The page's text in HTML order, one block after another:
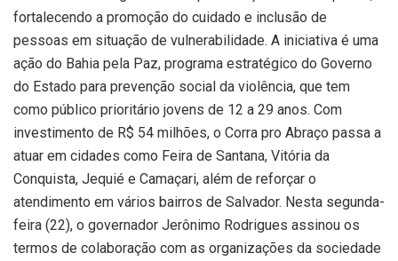
fortalecendo a promoção do cuidado e inclusão de
pessoas em situação de vulnerabilidade. A iniciativa é uma
ação do Bahia pela Paz, programa estratégico do Governo
do Estado para prevenção social da violência, que tem
como público prioritário jovens de 12 a 29 anos. Com
investimento de R$ 54 milhões, o Corra pro Abraço passa a
atuar em cidades como Feira de Santana, Vitória da
Conquista, Jequié e Camaçari, além de reforçar o
atendimento em vários bairros de Salvador. Nesta segunda-
feira (22), o governador Jerônimo Rodrigues assinou os
termos de colaboração com as organizações da sociedade